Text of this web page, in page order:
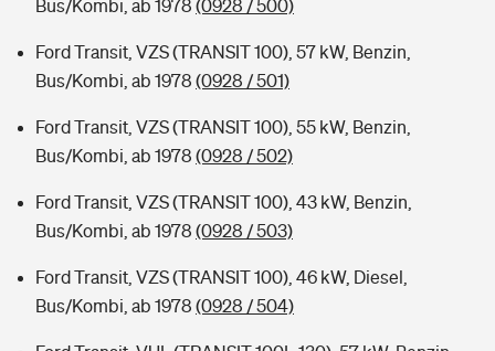
Bus/Kombi, ab 1978 (0928 / 500)
Ford Transit, VZS (TRANSIT 100), 57 kW, Benzin,
Bus/Kombi, ab 1978 (0928 / 501)
Ford Transit, VZS (TRANSIT 100), 55 kW, Benzin,
Bus/Kombi, ab 1978 (0928 / 502)
Ford Transit, VZS (TRANSIT 100), 43 kW, Benzin,
Bus/Kombi, ab 1978 (0928 / 503)
Ford Transit, VZS (TRANSIT 100), 46 kW, Diesel,
Bus/Kombi, ab 1978 (0928 / 504)